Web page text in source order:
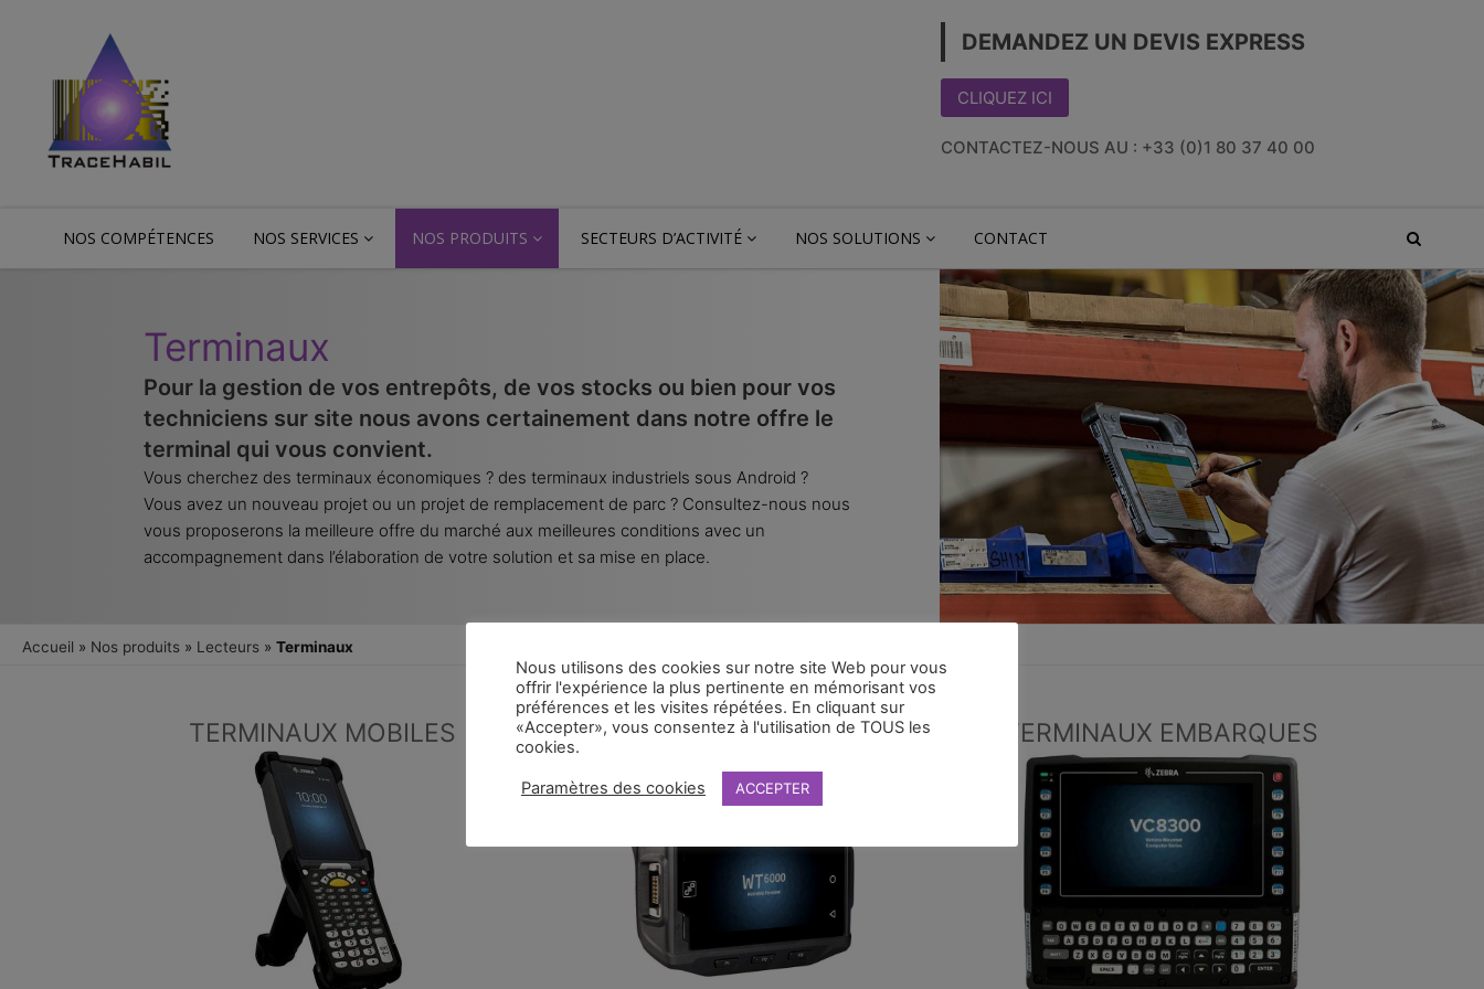
DEMANDEZ UN DEVIS EXPRESS
CLIQUEZ ICI
CONTACTEZ-NOUS AU : +33 (0)1 80 37 40 00
NOS COMPÉTENCES NOS SERVICES NOS PRODUITS SECTEURS D’ACTIVITÉ NOS SOLUTIONS CONTACT
Terminaux
Pour la gestion de vos entrepôts, de vos stocks ou bien pour vos
techniciens sur site nous avons certainement dans notre offre le
terminal qui vous convient.
Vous cherchez des terminaux économiques ? des terminaux industriels sous Android ?
Vous avez un nouveau projet ou un projet de remplacement de parc ? Consultez-nous nous
vous proposerons la meilleure offre du marché aux meilleures conditions avec un
accompagnement dans l’élaboration de votre solution et sa mise en place.
Accueil » Nos produits » Lecteurs » Terminaux
TERMINAUX MOBILES
TERMINAUX
TERMINAUX EMBARQUES
Nous utilisons des cookies sur notre site Web pour vous
offrir l'expérience la plus pertinente en mémorisant vos
préférences et les visites répétées. En cliquant sur
«Accepter», vous consentez à l'utilisation de TOUS les
cookies.
Paramètres des cookies ACCEPTER